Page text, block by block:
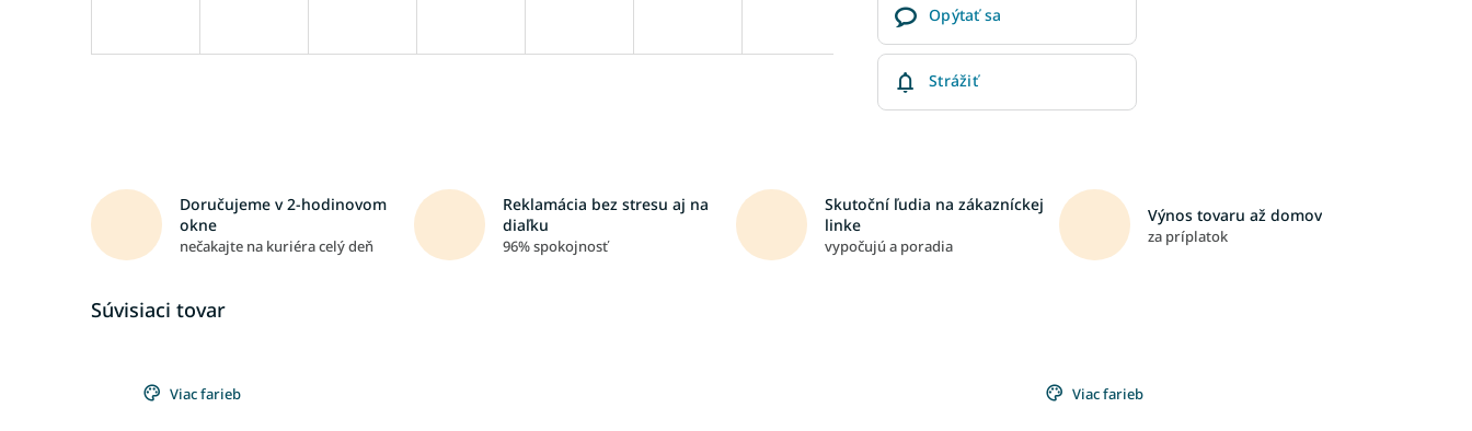
Opýtať sa
Strážiť
Doručujeme v 2-hodinovom
okne
nečakajte na kuriéra celý deň
Reklamácia bez stresu aj na
diaľku
96% spokojnosť
Skutoční ľudia na zákazníckej
linke
vypočujú a poradia
Výnos tovaru až domov
za príplatok
Súvisiaci tovar
Viac farieb Viac farieb